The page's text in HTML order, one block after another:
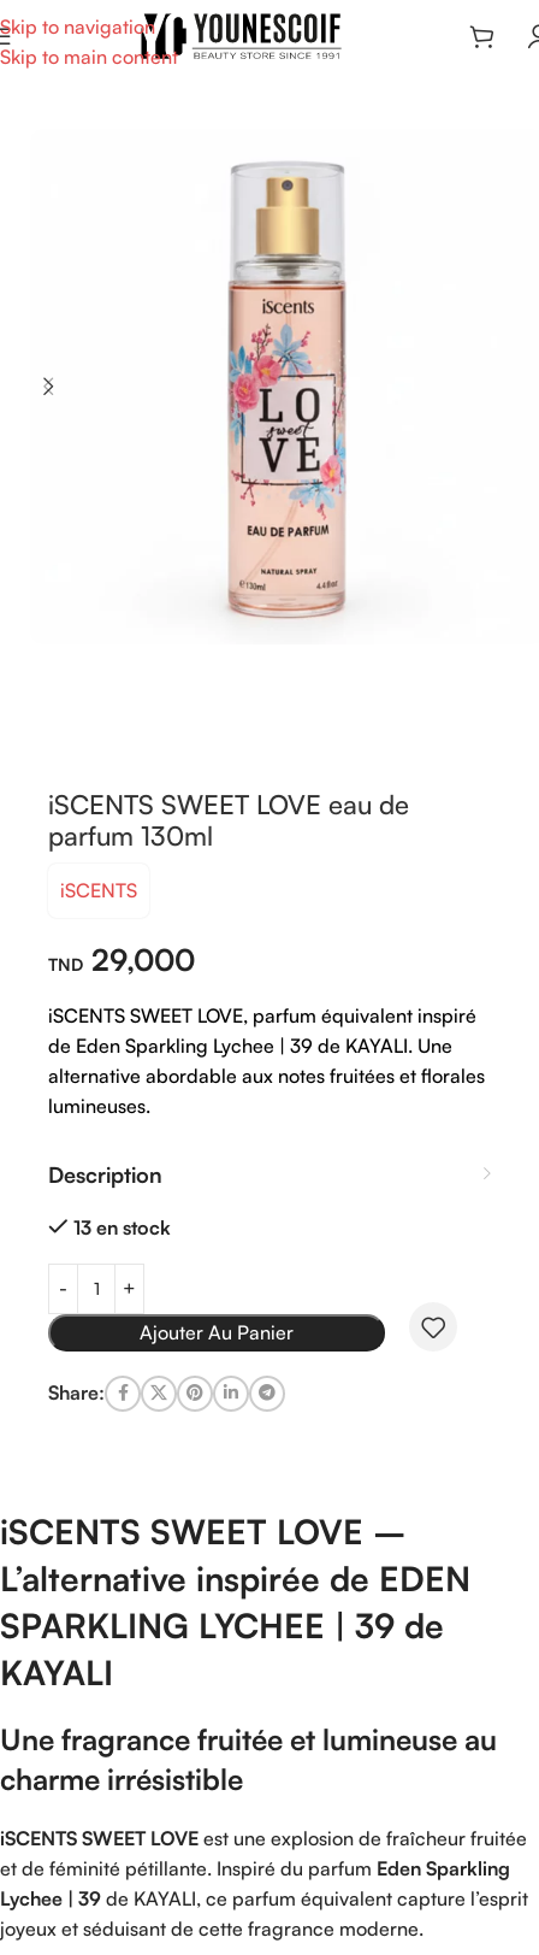
Skip to navigation
Skip to main content
iSCENTS SWEET LOVE eau de
parfum 130ml
iSCENTS
29,000
iSCENTS SWEET LOVE, parfum équivalent inspiré
de Eden Sparkling Lychee | 39 de KAYALI. Une
alternative abordable aux notes fruitées et florales
lumineuses.
Description
13 en stock
Ajouter Au Panier
Share:
iSCENTS SWEET LOVE –
L’alternative inspirée de EDEN
SPARKLING LYCHEE | 39 de
KAYALI
Une fragrance fruitée et lumineuse au
charme irrésistible
iSCENTS SWEET LOVE est une explosion de fraîcheur fruitée
et de féminité pétillante. Inspiré du parfum Eden Sparkling
Lychee | 39 de KAYALI, ce parfum équivalent capture l’esprit
joyeux et séduisant de cette fragrance moderne.